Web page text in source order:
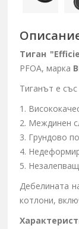
Тиган
PFOA, марка
Тиганът е
1.
2. Междинен
3. Грундово
4.
5.
Дебелината
котлони,